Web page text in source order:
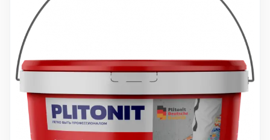
sales@stroyholding.ru
Телеграм
Доставка
Оплата